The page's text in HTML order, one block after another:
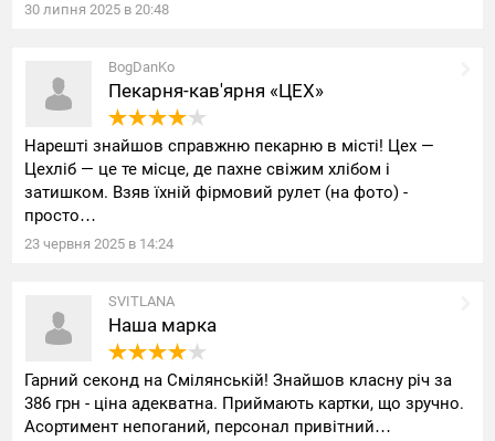
30 липня 2025 в 20:48
BogDanKo
Пекарня-кав'ярня «ЦЕХ»
Нарешті знайшов справжню пекарню в місті! Цех —
Цехліб — це те місце, де пахне свіжим хлібом і
затишком. Взяв їхній фірмовий рулет (на фото) -
просто…
23 червня 2025 в 14:24
SVITLANA
Наша марка
Гарний секонд на Смілянській! Знайшов класну річ за
386 грн - ціна адекватна. Приймають картки, що зручно.
Асортимент непоганий, персонал привітний…